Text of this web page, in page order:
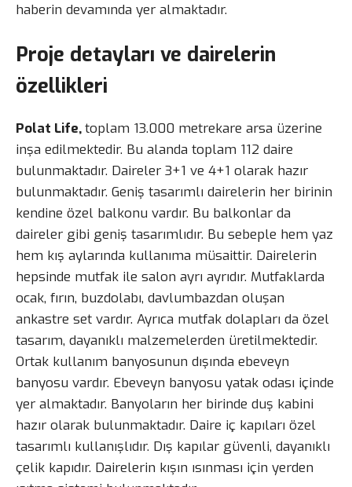
haberin devamında yer almaktadır.
Proje detayları ve dairelerin
özellikleri
Polat Life,toplam 13.000 metrekare arsa üzerine
inşa edilmektedir. Bu alanda toplam 112 daire
bulunmaktadır. Daireler 3+1 ve 4+1 olarak hazır
bulunmaktadır. Geniş tasarımlı dairelerin her birinin
kendine özel balkonu vardır. Bu balkonlar da
daireler gibi geniş tasarımlıdır. Bu sebeple hem yaz
hem kış aylarında kullanıma müsaittir. Dairelerin
hepsinde mutfak ile salon ayrı ayrıdır. Mutfaklarda
ocak, fırın, buzdolabı, davlumbazdan oluşan
ankastre set vardır. Ayrıca mutfak dolapları da özel
tasarım, dayanıklı malzemelerden üretilmektedir.
Ortak kullanım banyosunun dışında ebeveyn
banyosu vardır. Ebeveyn banyosu yatak odası içinde
yer almaktadır. Banyoların her birinde duş kabini
hazır olarak bulunmaktadır. Daire iç kapıları özel
tasarımlı kullanışlıdır. Dış kapılar güvenli, dayanıklı
çelik kapıdır. Dairelerin kışın ısınması için yerden